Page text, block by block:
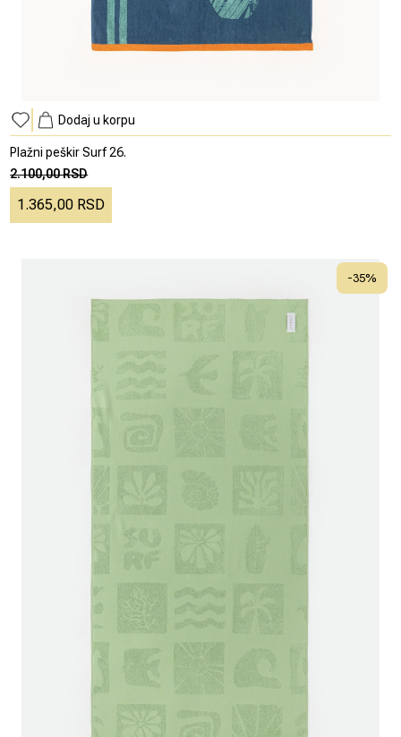
Dodaj u korpu
Plažni peškir Surf 26.
2.100,00 RSD
1.365,00 RSD
-35%